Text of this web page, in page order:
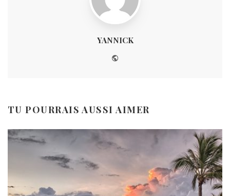
YANNICK
TU POURRAIS AUSSI AIMER